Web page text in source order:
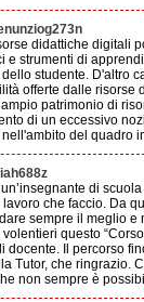
didattiche
strumenti di
studente. D'altro
offerte dalle
patrimonio di
di un eccessivo
del quadro
di
che faccio. Da
sempre il meglio
questo
docente. Il percorso
Tutor, che ringrazio.
non sempre è